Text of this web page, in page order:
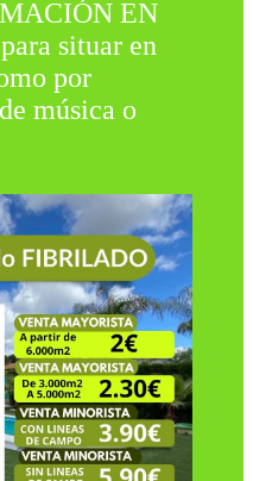
EN
situar en
por
música o